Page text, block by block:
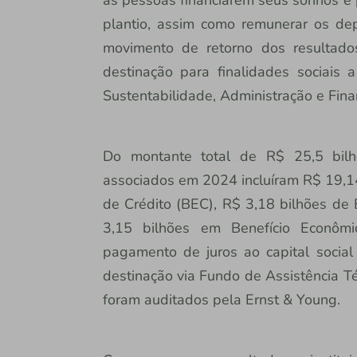
plantio, assim como remunerar os
movimento de retorno dos
destinação para finalidades sociais
Sustentabilidade, Administração e
Do montante total de R$ 25,5
associados em 2024 incluíram R$
de Crédito (BEC), R$ 3,18 bilhões de
3,15 bilhões em Benefício
pagamento de juros ao capital
destinação via Fundo de Assistência
foram auditados pela Ernst & Young.